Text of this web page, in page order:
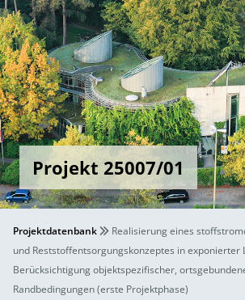
Projekt 25007/01
Projektdatenbank
Realisierung eines
und Reststoffentsorgungskonzeptes in exponierter
Berücksichtigung objektspezifischer,
Randbedingungen (erste Projektphase)